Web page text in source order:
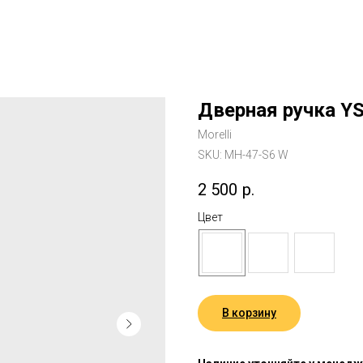
Дверная ручка
Morelli
SKU: MH-47-S6 W
2 500 р.
Цвет
В корзину